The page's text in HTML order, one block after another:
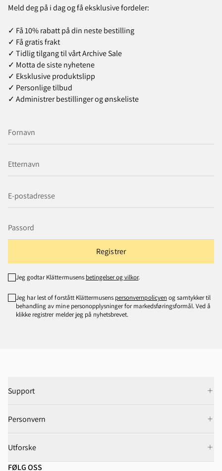
Meld deg på i dag og få eksklusive fordeler:
✓ Få 10% rabatt på din neste bestilling
✓ Få gratis frakt
✓ Tidlig tilgang til vårt Archive Sale
✓ Motta de siste nyhetene
✓ Eksklusive produktslipp
✓ Personlige tilbud
✓ Administrer bestillinger og ønskeliste
Registrer
Jeg godtar Klättermusens betingelser og vilkor.
Jeg har lest of forstått Klättermusens personvernpolicyen og samtykker til
behandling av mine personopplysninger for markedsføringsformål. Ved å
klikke registrer melder jeg på nyhetsbrevet.
Support
Personvern
Utforske
FØLG OSS